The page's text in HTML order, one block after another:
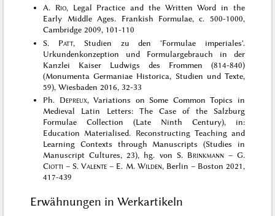
A. Rio, Legal Practice and the Written Word in the
Early Middle Ages. Frankish Formulae, c. 500-1000,
Cambridge 2009, 101-110
S. Patt, Studien zu den 'Formulae imperiales'.
Urkundenkonzeption und Formulargebrauch in der
Kanzlei Kaiser Ludwigs des Frommen (814-840)
(Monumenta Germaniae Historica, Studien und Texte,
59), Wiesbaden 2016, 32-33
Ph. Depreux, Variations on Some Common Topics in
Medieval Latin Letters: The Case of the Salzburg
Formulae Collection (Late Ninth Century), in:
Education Materialised. Reconstructing Teaching and
Learning Contexts through Manuscripts (Studies in
Manuscript Cultures, 23), hg. von S. Brinkmann– G.
Ciotti – S.Valente – E. M. Wilden, Berlin – Boston 2021,
417-439
Erwähnungen in Werkartikeln